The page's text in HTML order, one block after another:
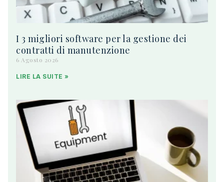
I 3 migliori software per la gestione dei
contratti di manutenzione
6 Agosto 2026
LIRE LA SUITE »